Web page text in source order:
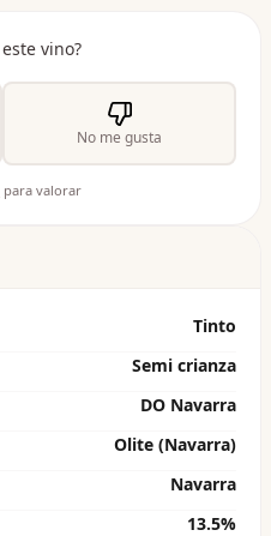
vino?
No me gusta
para valorar
Tinto
Semi crianza
DO Navarra
Olite (Navarra)
Navarra
13.5%